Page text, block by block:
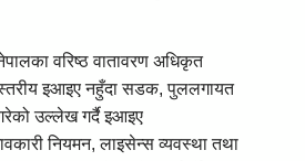
नेपालका वरिष्ठ वातावरण अधिकृत
इआइए नहुँदा सडक, पुललगायत
गरेको उल्लेख गर्दै इआइए
नियमन, लाइसेन्स व्यवस्था तथा